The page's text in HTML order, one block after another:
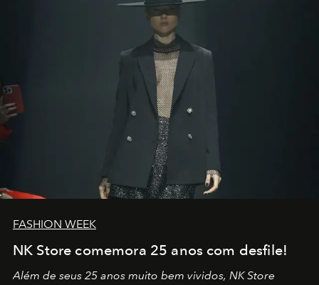
FASHION WEEK
NK Store comemora 25 anos com desfile!
Além de seus 25 anos muito bem vividos, NK Store